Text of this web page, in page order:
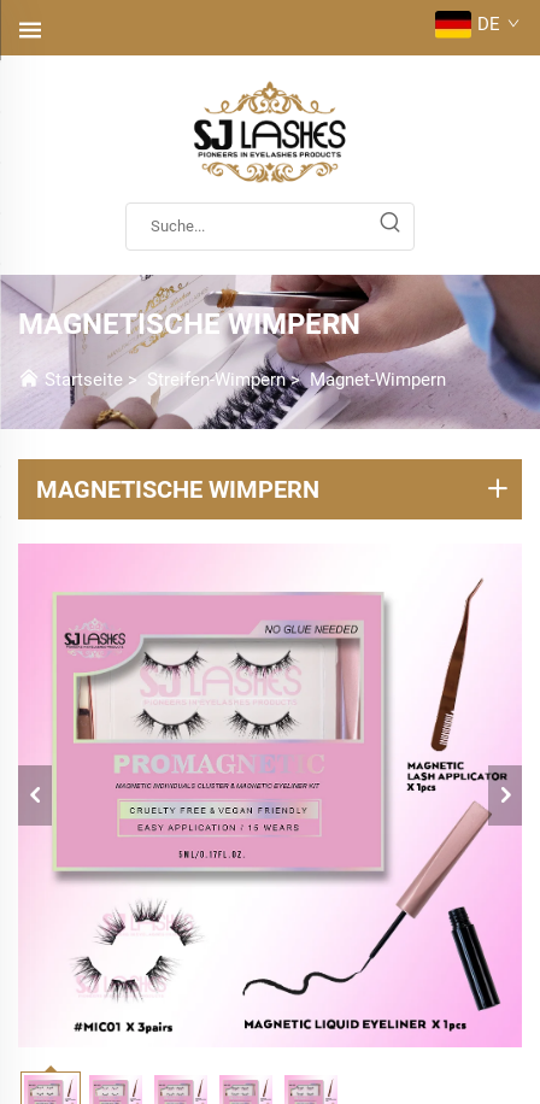
DE
MAGNETISCHE WIMPERN
Startseite > Streifen-Wimpern> Magnet-Wimpern
MAGNETISCHE WIMPERN